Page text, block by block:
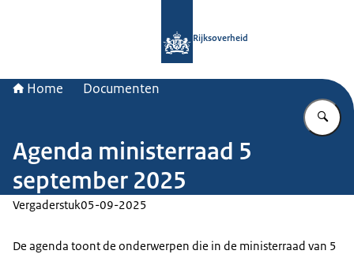
Rijksoverheid
Home Documenten
Agenda ministerraad 5
september 2025
Vergaderstuk05-09-2025
De agenda toont de onderwerpen die in de ministerraad van 5